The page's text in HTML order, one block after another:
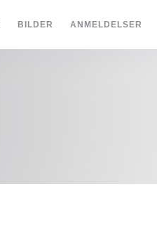
BILDER ANMELDELSER